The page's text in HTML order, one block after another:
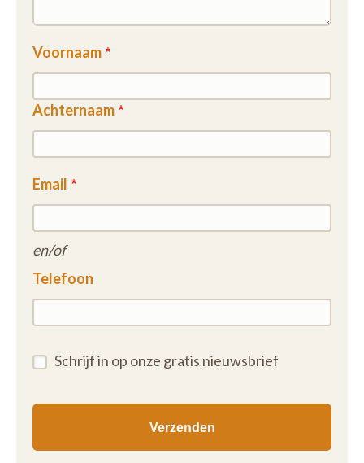
Voornaam
Achternaam
Email
en/of
Telefoon
Schrijf in op onze gratis nieuwsbrief